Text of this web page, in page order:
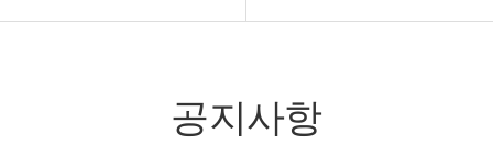
공지사항